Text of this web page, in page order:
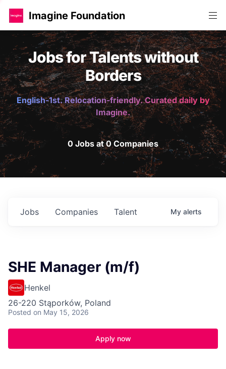
Imagine Foundation
Jobs for Talents without
Borders
English-1st. Relocation-friendly. Curated daily by
Imagine.
0 Jobs at 0 Companies
Jobs Companies Talent My alerts
SHE Manager (m/f)
Henkel
26-220 Stąporków, Poland
Posted on May 15, 2026
Apply now